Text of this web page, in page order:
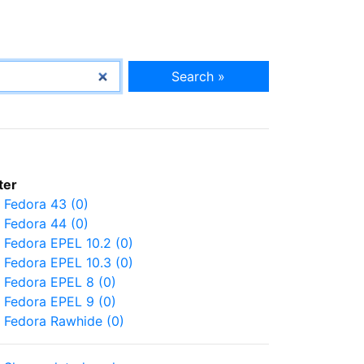
Search »
Fedora 43 (0)
Fedora 44 (0)
Fedora EPEL 10.2 (0)
Fedora EPEL 10.3 (0)
Fedora EPEL 8 (0)
Fedora EPEL 9 (0)
Fedora Rawhide (0)